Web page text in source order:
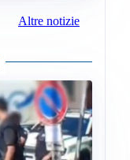
Altre notizie